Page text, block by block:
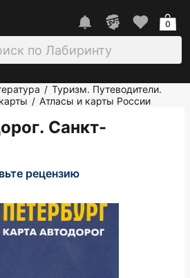
0
/ Туризм. Путеводители.
/ Атласы и карты России
Санкт-
рецензию